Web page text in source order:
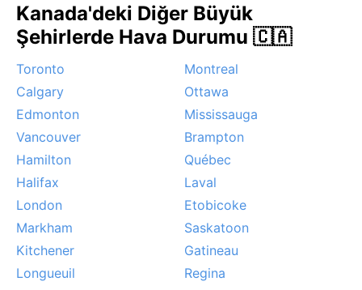
seyrek de olsa kasırgalar sayılabilir. Bahar aylarında
Red River’in taşması bölgeyi etkileyebilir. Kışın
muhteşem buz pateni pistleri ve karnavallar cazip olsa
da soğuğa alışkın olmayanlar için en iyi zaman yaz
sonudur.
Kanada'deki Diğer Büyük
Şehirlerde Hava Durumu 🇨🇦
Toronto
Montreal
Calgary
Ottawa
Edmonton
Mississauga
Vancouver
Brampton
Hamilton
Québec
Halifax
Laval
London
Etobicoke
Markham
Saskatoon
Kitchener
Gatineau
Longueuil
Regina